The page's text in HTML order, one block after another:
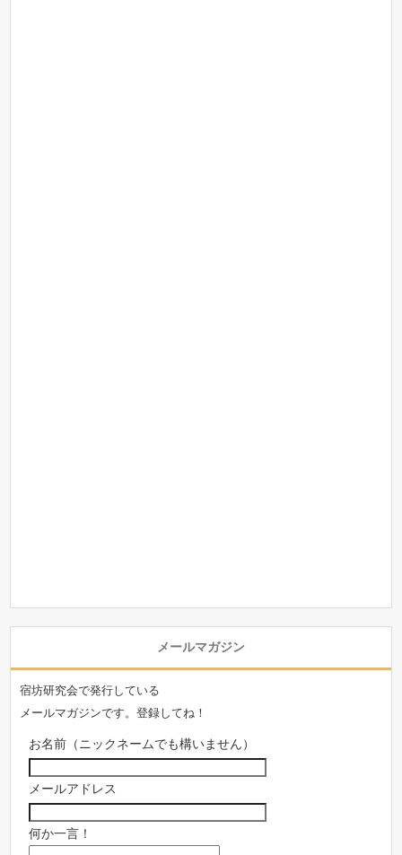
メールマガジン
宿坊研究会で発行している
メールマガジンです。登録してね！
お名前（ニックネームでも構いません）
メールアドレス
何か一言！